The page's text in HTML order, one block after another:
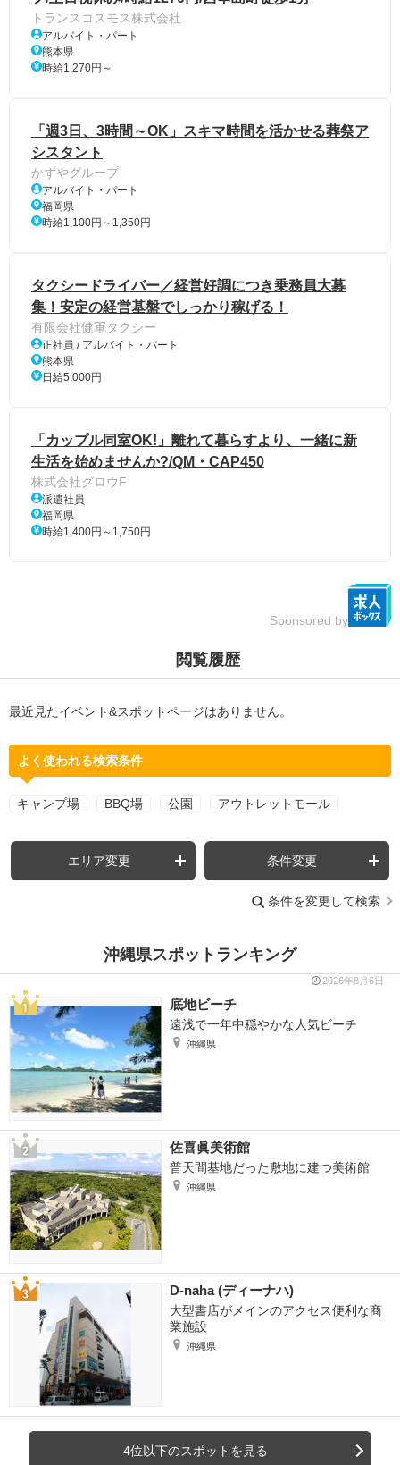
トランスコスモス株式会社
アルバイト・パート
熊本県
時給1,270円～
「週3日、3時間～OK」スキマ時間を活かせる葬祭ア
シスタント
かずやグループ
アルバイト・パート
福岡県
時給1,100円～1,350円
タクシードライバー／経営好調につき乗務員大募
集！安定の経営基盤でしっかり稼げる！
有限会社健軍タクシー
正社員 / アルバイト・パート
熊本県
日給5,000円
「カップル同室OK!」離れて暮らすより、一緒に新
生活を始めませんか?/QM・CAP450
株式会社グロウF
派遣社員
福岡県
時給1,400円～1,750円
Sponsored by
閲覧履歴
最近見たイベント&スポットページはありません。
よく使われる検索条件
キャンプ場 BBQ場 公園 アウトレットモール
エリア変更 条件変更
条件を変更して検索
沖縄県スポットランキング
2026年8月6日
底地ビーチ
遠浅で一年中穏やかな人気ビーチ
沖縄県
佐喜眞美術館
普天間基地だった敷地に建つ美術館
沖縄県
D-naha (ディーナハ)
大型書店がメインのアクセス便利な商
業施設
沖縄県
4位以下のスポットを見る